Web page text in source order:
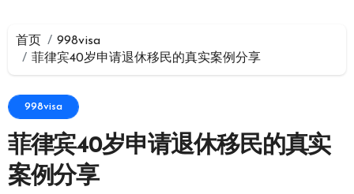
首页
998visa
菲律宾40岁申请退休移民的真实案例分享
998visa
菲律宾40岁申请退休移民的真实
案例分享